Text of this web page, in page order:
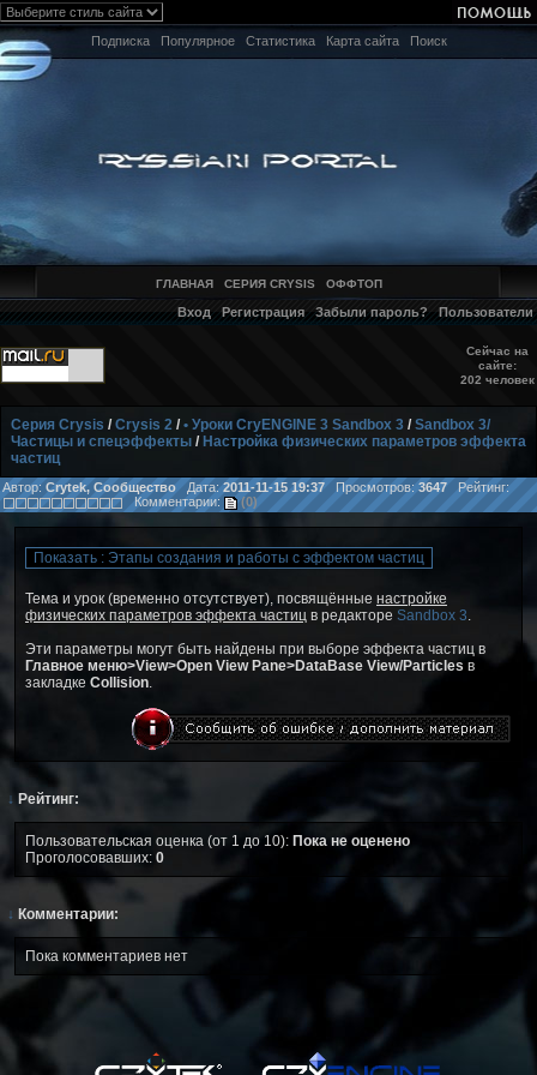
Подписка Популярное Статистика Карта сайта Поиск
ГЛАВНАЯ СЕРИЯ CRYSIS ОФФТОП
Вход Регистрация Забыли пароль? Пользователи
Сейчас на
сайте:
202 человек
Серия Crysis /Crysis 2 /• Уроки CryENGINE 3 Sandbox 3 /Sandbox 3/
Частицы и cпецэффекты / Настройка физических параметров эффекта
частиц
Автор: Crytek, Сообщество Дата:2011-11-15 19:37Просмотров:3647Рейтинг:
Комментарии:
(0)
Тема и урок (временно отсутствует), посвящённые настройке
физических параметров эффекта частиц в редакторе Sandbox 3
Эти параметры могут быть найдены при выборе эффекта частиц в
Главное меню>View>Open View Pane>DataBase View/Particles в
закладке Collision
↓ Рейтинг:
Пользовательская оценка (от 1 до 10): Пока не оценено
Проголосовавших: 0
↓ Комментарии:
Пока комментариев нет